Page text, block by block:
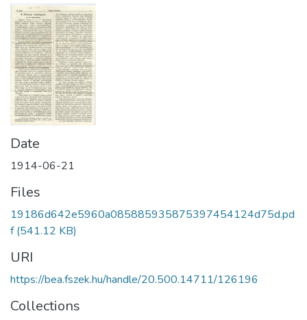
About us
Date
1914-06-21
Files
19186d642e5960a085885935875397454124d75d.pd
f(541.12 KB)
URI
https://bea.fszek.hu/handle/20.500.14711/126196
Collections